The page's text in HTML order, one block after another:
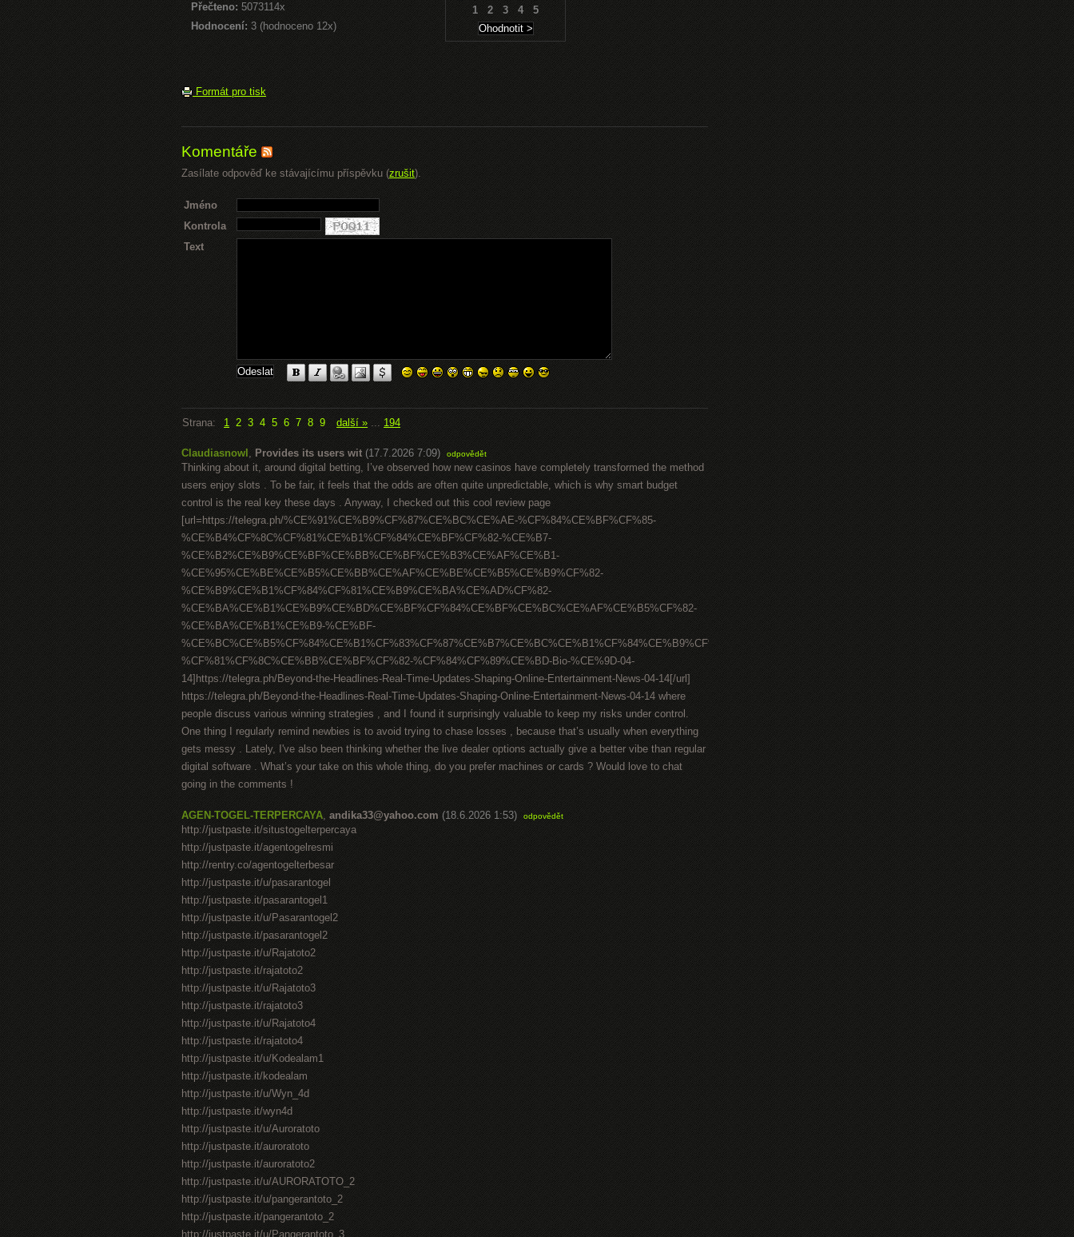
Přečteno: 5073114x
Hodnocení: 3 (hodnoceno 12x)
1 2 3 4 5
Formát pro tisk
Komentáře
Zasílate odpověď ke stávajícímu příspěvku (zrušit).
Jméno
Kontrola
Text
Strana: 1 2 3 4 5 6 7 8 9 další » ... 194
Claudiasnowl , Provides its users wit (17.7.2026 7:09) odpovědět
Thinking about it, around digital betting, I’ve observed how new casinos have completely transformed the method
users enjoy slots . To be fair, it feels that the odds are often quite unpredictable, which is why smart budget
control is the real key these days . Anyway, I checked out this cool review page
[url=https://telegra.ph/%CE%91%CE%B9%CF%87%CE%BC%CE%AE-%CF%84%CE%BF%CF%85-
%CE%B4%CF%8C%CF%81%CE%B1%CF%84%CE%BF%CF%82-%CE%B7-
%CE%B2%CE%B9%CE%BF%CE%BB%CE%BF%CE%B3%CE%AF%CE%B1-
%CE%95%CE%BE%CE%B5%CE%BB%CE%AF%CE%BE%CE%B5%CE%B9%CF%82-
%CE%B9%CE%B1%CF%84%CF%81%CE%B9%CE%BA%CE%AD%CF%82-
%CE%BA%CE%B1%CE%B9%CE%BD%CE%BF%CF%84%CE%BF%CE%BC%CE%AF%CE%B5%CF%82-
%CE%BA%CE%B1%CE%B9-%CE%BF-
%CE%BC%CE%B5%CF%84%CE%B1%CF%83%CF%87%CE%B7%CE%BC%CE%B1%CF%84%CE%B9%CF%83%CF%84%CE%B9%CE%BA%CF%8C%CF%82-
%CF%81%CF%8C%CE%BB%CE%BF%CF%82-%CF%84%CF%89%CE%BD-Bio-%CE%9D-04-
14]https://telegra.ph/Beyond-the-Headlines-Real-Time-Updates-Shaping-Online-Entertainment-News-04-14[/url]
https://telegra.ph/Beyond-the-Headlines-Real-Time-Updates-Shaping-Online-Entertainment-News-04-14 where
people discuss various winning strategies , and I found it surprisingly valuable to keep my risks under control.
One thing I regularly remind newbies is to avoid trying to chase losses , because that’s usually when everything
gets messy . Lately, I've also been thinking whether the live dealer options actually give a better vibe than regular
digital software . What’s your take on this whole thing, do you prefer machines or cards ? Would love to chat
going in the comments !
AGEN-TOGEL-TERPERCAYA, andika33@yahoo.com (18.6.2026 1:53) odpovědět
http://justpaste.it/situstogelterpercaya
http://justpaste.it/agentogelresmi
http://rentry.co/agentogelterbesar
http://justpaste.it/u/pasarantogel
http://justpaste.it/pasarantogel1
http://justpaste.it/u/Pasarantogel2
http://justpaste.it/pasarantogel2
http://justpaste.it/u/Rajatoto2
http://justpaste.it/rajatoto2
http://justpaste.it/u/Rajatoto3
http://justpaste.it/rajatoto3
http://justpaste.it/u/Rajatoto4
http://justpaste.it/rajatoto4
http://justpaste.it/u/Kodealam1
http://justpaste.it/kodealam
http://justpaste.it/u/Wyn_4d
http://justpaste.it/wyn4d
http://justpaste.it/u/Auroratoto
http://justpaste.it/auroratoto
http://justpaste.it/auroratoto2
http://justpaste.it/u/AURORATOTO_2
http://justpaste.it/u/pangerantoto_2
http://justpaste.it/pangerantoto_2
http://justpaste.it/u/Pangerantoto_3